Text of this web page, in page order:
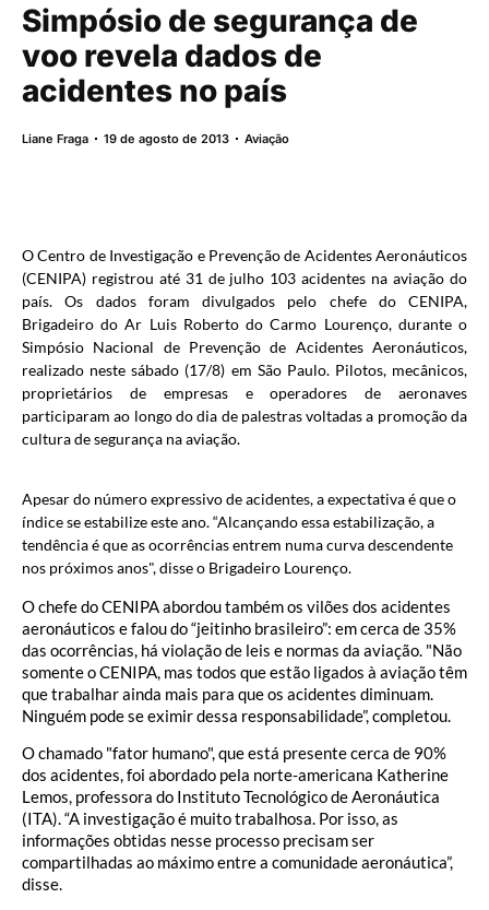
Simpósio de segurança de
voo revela dados de
acidentes no país
Liane Fraga 19 de agosto de 2013 Aviação
O Centro de Investigação e Prevenção de Acidentes Aeronáuticos
(CENIPA) registrou até 31 de julho 103 acidentes na aviação do
país. Os dados foram divulgados pelo chefe do CENIPA,
Brigadeiro do Ar Luis Roberto do Carmo Lourenço, durante o
Simpósio Nacional de Prevenção de Acidentes Aeronáuticos,
realizado neste sábado (17/8) em São Paulo. Pilotos, mecânicos,
proprietários de empresas e operadores de aeronaves
participaram ao longo do dia de palestras voltadas a promoção da
cultura de segurança na aviação.
Apesar do número expressivo de acidentes, a expectativa é que o
índice se estabilize este ano. “Alcançando essa estabilização, a
tendência é que as ocorrências entrem numa curva descendente
nos próximos anos", disse o Brigadeiro Lourenço.
O chefe do CENIPA abordou também os vilões dos acidentes
aeronáuticos e falou do “jeitinho brasileiro”: em cerca de 35%
das ocorrências, há violação de leis e normas da aviação. "Não
somente o CENIPA, mas todos que estão ligados à aviação têm
que trabalhar ainda mais para que os acidentes diminuam.
Ninguém pode se eximir dessa responsabilidade”, completou.
O chamado "fator humano", que está presente cerca de 90%
dos acidentes, foi abordado pela norte-americana Katherine
Lemos, professora do Instituto Tecnológico de Aeronáutica
(ITA). “A investigação é muito trabalhosa. Por isso, as
informações obtidas nesse processo precisam ser
compartilhadas ao máximo entre a comunidade aeronáutica”,
disse.